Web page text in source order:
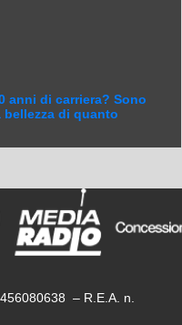
anni di carriera? Sono
di quanto
– R.E.A. n.